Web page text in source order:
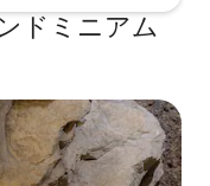
ドミニアム